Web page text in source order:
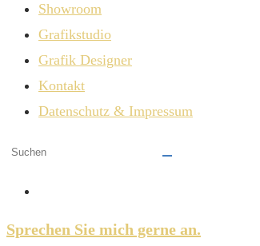
Showroom
Grafikstudio
Grafik Designer
Kontakt
Datenschutz & Impressum
Diese
Sprechen Sie mich gerne an.​